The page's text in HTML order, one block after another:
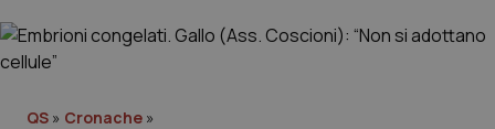
QS » Cronache »